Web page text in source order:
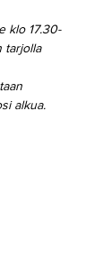
klo 17.30-
tarjolla
alkua.